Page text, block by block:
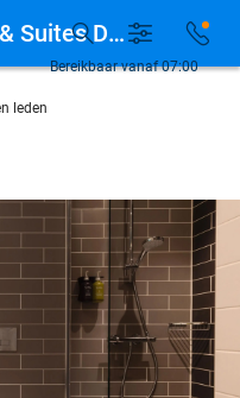
beschikbaar
leden
beschikbaar
Bereikbaar vanaf 07:00
Deventer